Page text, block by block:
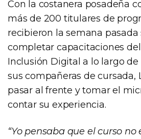
Con la costanera posadeña
más de 200 titulares de
recibieron la semana
completar capacitaciones
Inclusión Digital a lo largo de
sus compañeras de cursada,
pasar al frente y tomar el
contar su experiencia.
“Yo pensaba que el curso